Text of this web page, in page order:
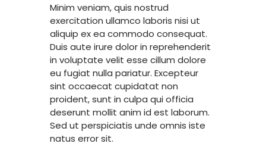
Minim veniam, quis nostrud
exercitation ullamco laboris nisi ut
aliquip ex ea commodo consequat.
Duis aute irure dolor in reprehenderit
in voluptate velit esse cillum dolore
eu fugiat nulla pariatur. Excepteur
sint occaecat cupidatat non
proident, sunt in culpa qui officia
deserunt mollit anim id est laborum.
Sed ut perspiciatis unde omnis iste
natus error sit.